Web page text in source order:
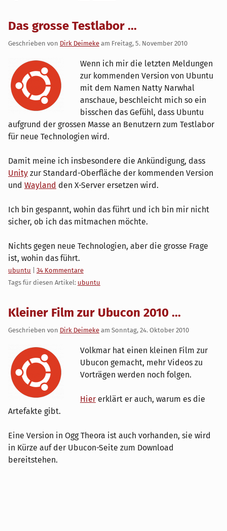
Das grosse Testlabor ...
Geschrieben von Dirk Deimeke am Freitag, 5. November 2010
Wenn ich mir die letzten Meldungen
zur kommenden Version von Ubuntu
mit dem Namen Natty Narwhal
anschaue, beschleicht mich so ein
bisschen das Gefühl, dass Ubuntu
aufgrund der grossen Masse an Benutzern zum Testlabor
für neue Technologien wird.
Damit meine ich insbesondere die Ankündigung, dass
Unity zur Standard-Oberfläche der kommenden Version
und Wayland den X-Server ersetzen wird.
Ich bin gespannt, wohin das führt und ich bin mir nicht
sicher, ob ich das mitmachen möchte.
Nichts gegen neue Technologien, aber die grosse Frage
ist, wohin das führt.
Kategorien:
ubuntu
34 Kommentare
Tags für diesen Artikel: ubuntu
Kleiner Film zur Ubucon 2010 ...
Geschrieben von Dirk Deimeke am Sonntag, 24. Oktober 2010
Volkmar hat einen kleinen Film zur
Ubucon gemacht, mehr Videos zu
Vorträgen werden noch folgen.
Hier erklärt er auch, warum es die
Artefakte gibt.
Eine Version in Ogg Theora ist auch vorhanden, sie wird
in Kürze auf der Ubucon-Seite zum Download
bereitstehen.